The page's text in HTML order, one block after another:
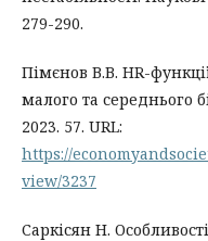
279-290.
Пімєнов В.В. HR-
малого та середнього
2023. 57. URL:
https://
view/3237
Саркісян Н.